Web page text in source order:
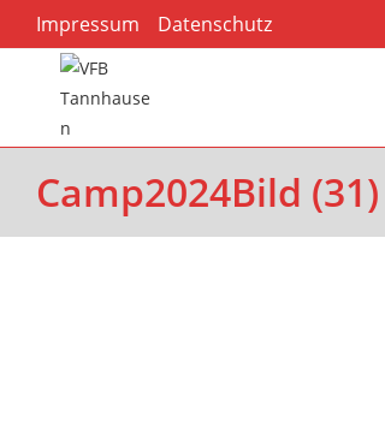
Impressum Datenschutz
Camp2024Bild (31)